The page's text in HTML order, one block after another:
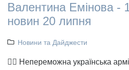
Валентина Емінова -
новин 20 липня
Новини та Дайджести
👉🏻 Непереможна українська